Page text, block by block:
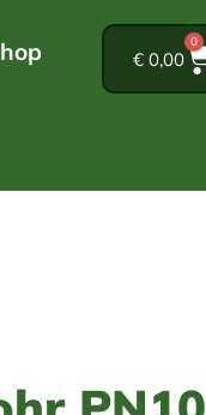
€ 0,00
0